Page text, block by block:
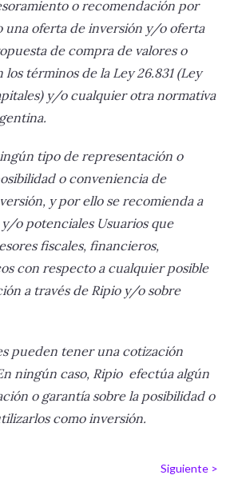
y yield farming
en criptomonedas
o recomendación por
una oferta de inversión y/o oferta
de compra de valores o
términos de la Ley 26.831 (Ley
y/o cualquier otra normativa
tipo de representación o
o conveniencia de
y por ello se recomienda a
o potenciales Usuarios que
fiscales, financieros,
con respecto a cualquier posible
a través de Ripio y/o sobre
pueden tener una cotización
ningún caso, Ripio efectúa algún
o garantía sobre la posibilidad o
como inversión.
Siguiente >